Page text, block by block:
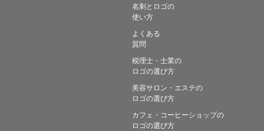
名刺とロゴの
使い方
よくある
質問
税理士・士業の
ロゴの選び方
美容サロン・エステの
ロゴの選び方
カフェ・コーヒーショップの
ロゴの選び方